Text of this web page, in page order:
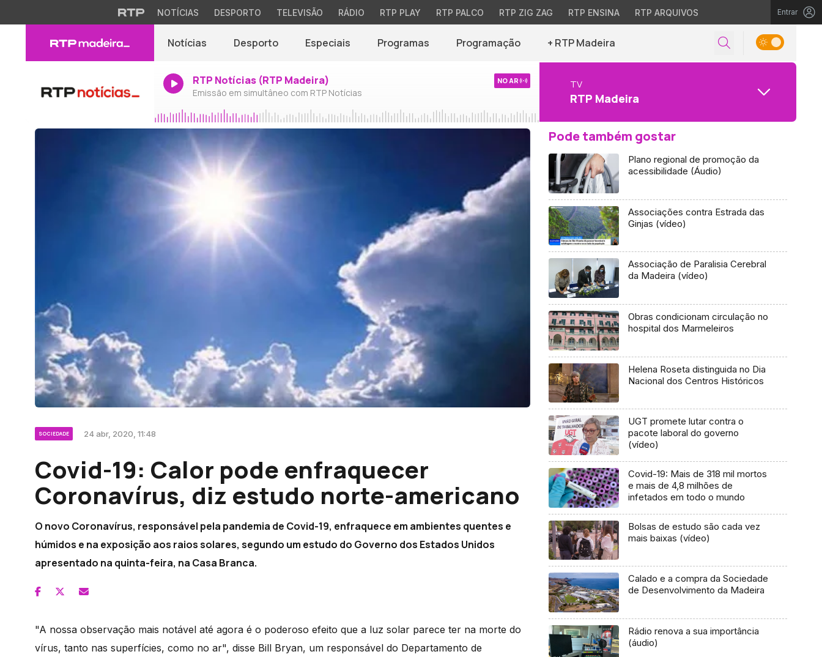
NOTÍCIAS DESPORTO TELEVISÃO RÁDIO RTP PLAY RTP PALCO RTP ZIG ZAG RTP ENSINA RTP ARQUIVOS Entrar
Notícias Desporto Especiais Programas Programação + RTP Madeira
RTP Notícias (RTP Madeira)
Emissão em simultâneo com RTP Notícias
NO AR TV
RTP Madeira
SOCIEDADE 24 abr, 2020, 11:48
Covid-19: Calor pode enfraquecer
Coronavírus, diz estudo norte-americano
O novo Coronavírus, responsável pela pandemia de Covid-19, enfraquece em ambientes quentes e
húmidos e na exposição aos raios solares, segundo um estudo do Governo dos Estados Unidos
apresentado na quinta-feira, na Casa Branca.
"A nossa observação mais notável até agora é o poderoso efeito que a luz solar parece ter na morte do
vírus, tanto nas superfícies, como no ar", disse Bill Bryan, um responsável do Departamento de
Pode também gostar
Plano regional de promoção da
acessibilidade (Áudio)
Associações contra Estrada das
Ginjas (vídeo)
Associação de Paralisia Cerebral
da Madeira (vídeo)
Obras condicionam circulação no
hospital dos Marmeleiros
Helena Roseta distinguida no Dia
Nacional dos Centros Históricos
UGT promete lutar contra o
pacote laboral do governo
(vídeo)
Covid-19: Mais de 318 mil mortos
e mais de 4,8 milhões de
infetados em todo o mundo
Bolsas de estudo são cada vez
mais baixas (vídeo)
Calado e a compra da Sociedade
de Desenvolvimento da Madeira
Rádio renova a sua importância
(áudio)